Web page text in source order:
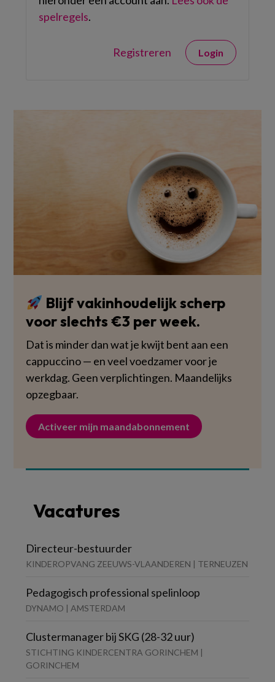
spelregels.
Registreren Login
Blijf vakinhoudelijk scherp
voor slechts €3 per week.
Dat is minder dan wat je kwijt bent aan een
cappuccino — en veel voedzamer voor je
werkdag. Geen verplichtingen. Maandelijks
opzegbaar.
Activeer mijn maandabonnement
Vacatures
Directeur-bestuurder
KINDEROPVANG ZEEUWS-VLAANDEREN | TERNEUZEN
Pedagogisch professional spelinloop
DYNAMO | AMSTERDAM
Clustermanager bij SKG (28-32 uur)
STICHTING KINDERCENTRA GORINCHEM |
GORINCHEM